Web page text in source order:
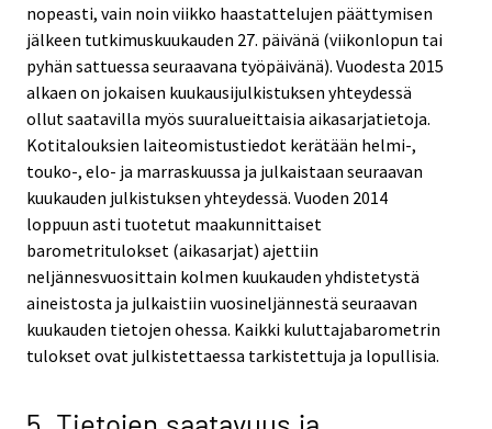
nopeasti, vain noin viikko haastattelujen päättymisen
jälkeen tutkimuskuukauden 27. päivänä (viikonlopun tai
pyhän sattuessa seuraavana työpäivänä). Vuodesta 2015
alkaen on jokaisen kuukausijulkistuksen yhteydessä
ollut saatavilla myös suuralueittaisia aikasarjatietoja.
Kotitalouksien laiteomistustiedot kerätään helmi-,
touko-, elo- ja marraskuussa ja julkaistaan seuraavan
kuukauden julkistuksen yhteydessä. Vuoden 2014
loppuun asti tuotetut maakunnittaiset
barometritulokset (aikasarjat) ajettiin
neljännesvuosittain kolmen kuukauden yhdistetystä
aineistosta ja julkaistiin vuosineljännestä seuraavan
kuukauden tietojen ohessa. Kaikki kuluttajabarometrin
tulokset ovat julkistettaessa tarkistettuja ja lopullisia.